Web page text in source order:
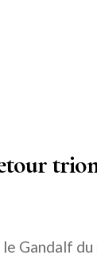
le Gandalf